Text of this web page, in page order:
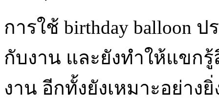
การใช้ birthday balloon
กับงาน และยังทำให้แขก
งาน อีกทั้งยังเหมาะอย่าง